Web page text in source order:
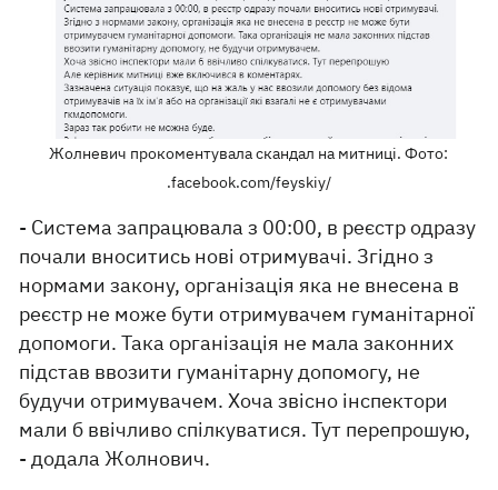
Жолневич прокоментувала скандал на митниці. Фото:
.facebook.com/feyskiy/
- Система запрацювала з 00:00, в реєстр одразу
почали вноситись нові отримувачі. Згідно з
нормами закону, організація яка не внесена в
реєстр не може бути отримувачем гуманітарної
допомоги. Така організація не мала законних
підстав ввозити гуманітарну допомогу, не
будучи отримувачем. Хоча звісно інспектори
мали б ввічливо спілкуватися. Тут перепрошую,
- додала Жолнович.